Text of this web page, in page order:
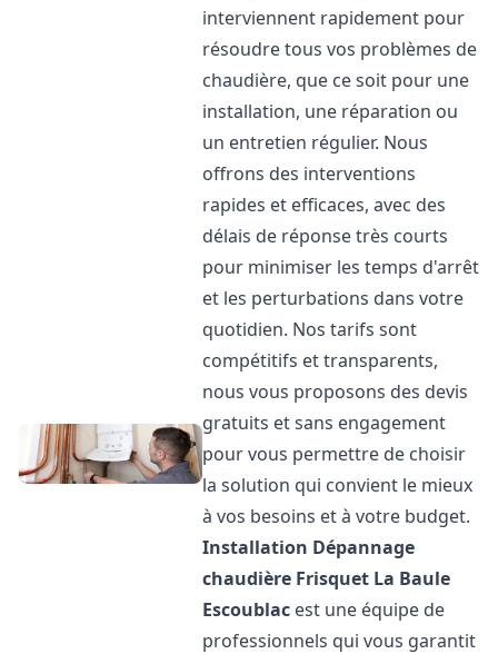
interviennent rapidement pour
résoudre tous vos problèmes de
chaudière, que ce soit pour une
installation, une réparation ou
un entretien régulier. Nous
offrons des interventions
rapides et efficaces, avec des
délais de réponse très courts
pour minimiser les temps d'arrêt
et les perturbations dans votre
quotidien. Nos tarifs sont
compétitifs et transparents,
nous vous proposons des devis
gratuits et sans engagement
pour vous permettre de choisir
la solution qui convient le mieux
à vos besoins et à votre budget.
Installation Dépannage
chaudière Frisquet La Baule
Escoublac est une équipe de
professionnels qui vous garantit